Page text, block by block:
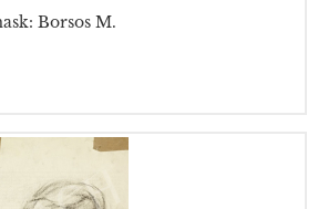
Borsos M.